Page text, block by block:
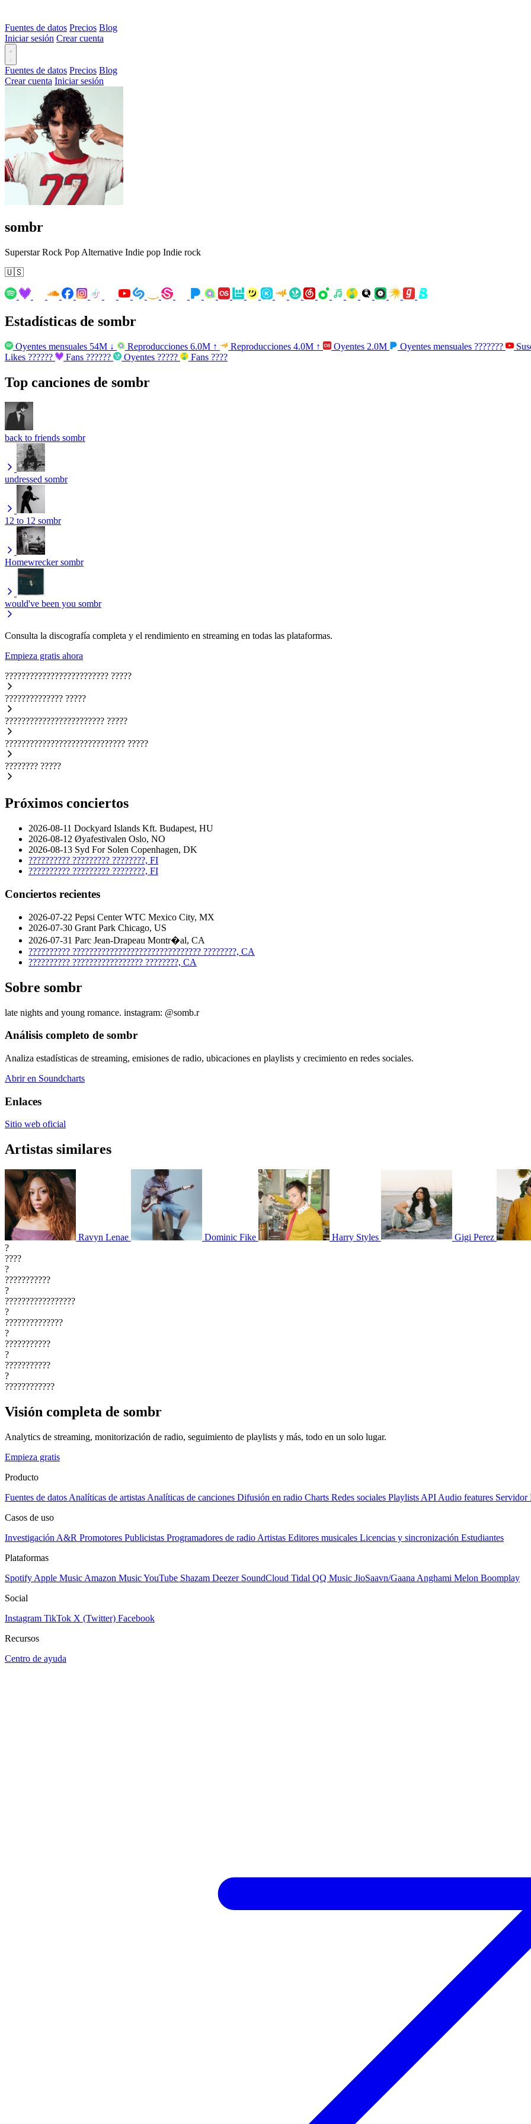
Fuentes de datos Precios Blog
Iniciar sesión Crear cuenta
Fuentes de datos Precios Blog
Crear cuenta Iniciar sesión
sombr
Superstar Rock Pop Alternative Indie pop Indie rock
🇺🇸
Estadísticas de sombr
Oyentes mensuales 54M ↓ Reproducciones 6.0M ↑ Reproducciones 4.0M ↑ Oyentes 2.0M Oyentes mensuales ???????
Likes ?????? Fans ?????? Oyentes ????? Fans ????
Top canciones de sombr
back to friends sombr
undressed sombr
12 to 12 sombr
Homewrecker sombr
would've been you sombr
Consulta la discografía completa y el rendimiento en streaming en todas las plataformas.
Empieza gratis ahora
????????????????????????? ?????
?????????????? ?????
???????????????????????? ?????
????????????????????????????? ?????
???????? ?????
Próximos conciertos
2026-08-11 Dockyard Islands Kft. Budapest, HU
2026-08-12 Øyafestivalen Oslo, NO
2026-08-13 Syd For Solen Copenhagen, DK
?????????? ????????? ????????, FI
?????????? ????????? ????????, FI
Conciertos recientes
2026-07-22 Pepsi Center WTC Mexico City, MX
2026-07-30 Grant Park Chicago, US
2026-07-31 Parc Jean-Drapeau Montr�al, CA
?????????? ??????????????????????????????? ????????, CA
?????????? ????????????????? ????????, CA
Sobre sombr
late nights and young romance. instagram: @somb.r
Análisis completo de sombr
Analiza estadísticas de streaming, emisiones de radio, ubicaciones en playlists y crecimiento en redes sociales.
Abrir en Soundcharts
Enlaces
Sitio web oficial
Artistas similares
Ravyn Lenae Dominic Fike Harry Styles
Gigi Perez
?
????
?
???????????
?
?????????????????
?
??????????????
?
???????????
?
???????????
?
????????????
Visión completa de sombr
Analytics de streaming, monitorización de radio, seguimiento de playlists y más, todo en un solo lugar.
Empieza gratis
Producto
Fuentes de datos Analíticas de artistas Analíticas de canciones Difusión en radio Charts Redes sociales Playlists API Audio features Servidor
Casos de uso
Investigación A&R Promotores Publicistas Programadores de radio Artistas Editores musicales Licencias y sincronización Estudiantes
Plataformas
Spotify Apple Music Amazon MusicYouTube Shazam Deezer SoundCloud Tidal QQ Music JioSaavn/Gaana Anghami Melon Boomplay
Social
Instagram TikTok X (Twitter) Facebook
Recursos
Centro de ayuda